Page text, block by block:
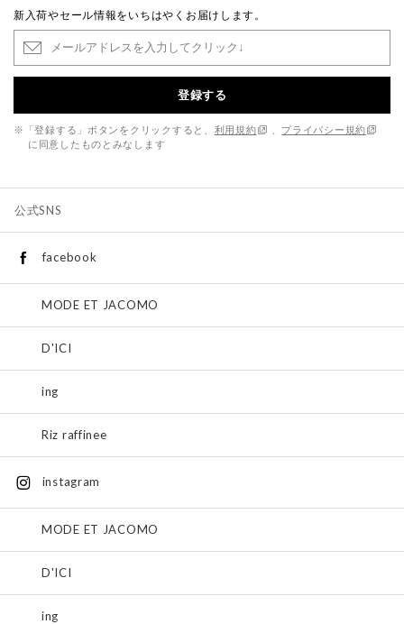
新入荷やセール情報をいちはやくお届けします。
登録する
※「登録する」ボタンをクリックすると、 利用規約
プライバシー規約
に同意したものとみなします
公式SNS
facebook
MODE ET JACOMO
D'ICI
ing
Riz raffinee
instagram
MODE ET JACOMO
D'ICI
ing